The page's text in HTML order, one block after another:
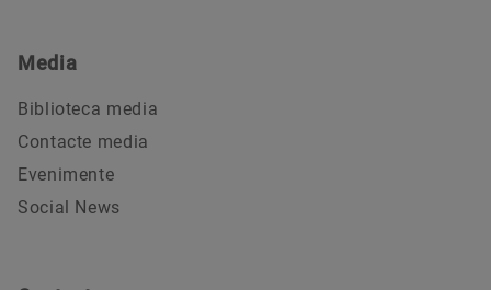
Media
Biblioteca media
Contacte media
Evenimente
Social News